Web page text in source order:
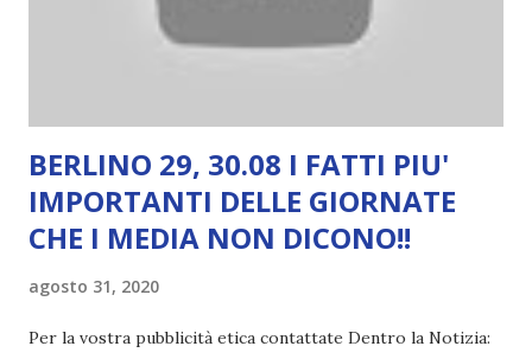
BERLINO 29, 30.08 I FATTI PIU'
IMPORTANTI DELLE GIORNATE
CHE I MEDIA NON DICONO!!
agosto 31, 2020
Per la vostra pubblicità etica contattate Dentro la Notizia: